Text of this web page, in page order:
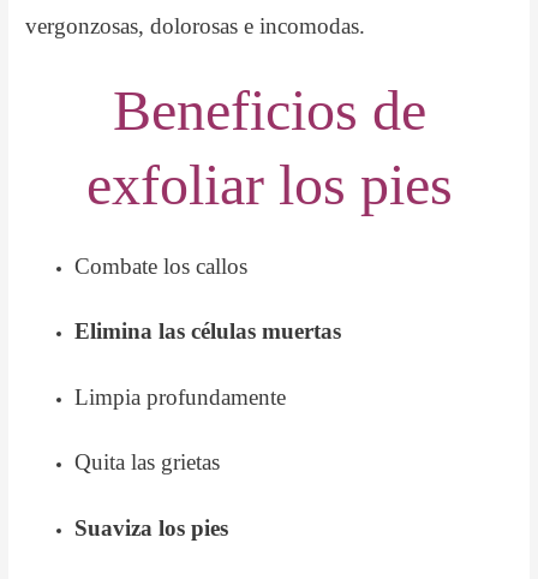
vergonzosas, dolorosas e incomodas.
Beneficios de
exfoliar los pies
Combate los callos
Elimina las células muertas
Limpia profundamente
Quita las grietas
Suaviza los pies